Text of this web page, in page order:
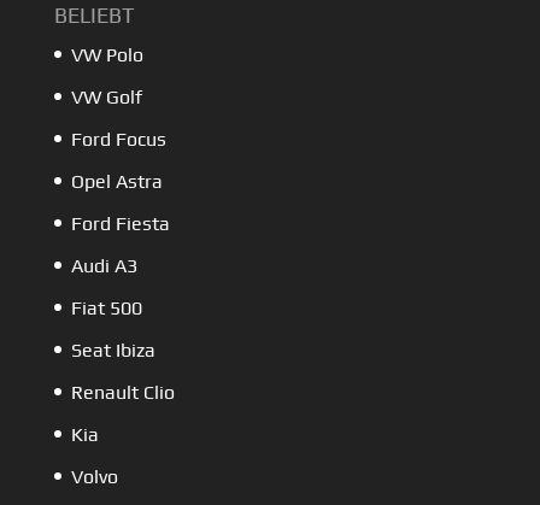
BELIEBT
VW Polo
VW Golf
Ford Focus
Opel Astra
Ford Fiesta
Audi A3
Fiat 500
Seat Ibiza
Renault Clio
Kia
Volvo